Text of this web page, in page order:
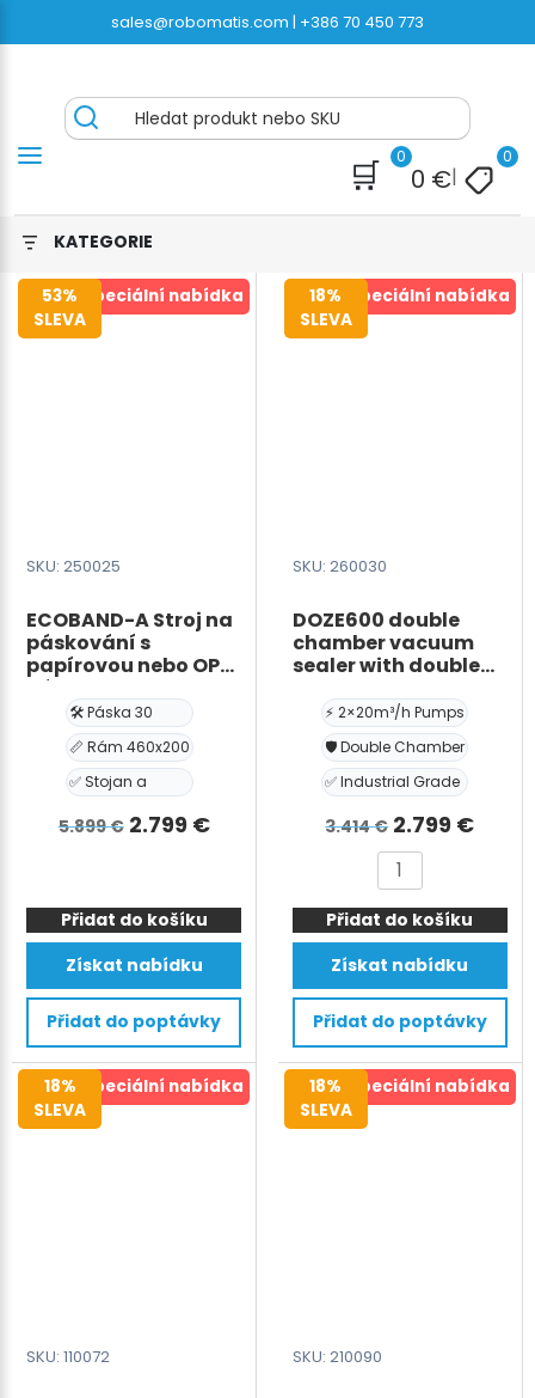
na
sales@robomatis.com | +386 70 450 773
ROBOMATIS®
Battery Strapping Tools and Packing Machines
Delivered Fast and Free
Hledat produkt nebo SKU
🛒 0
0 €|
0
KATEGORIE
Speciální nabídka
53%
SLEVA
SKU: 250025
ECOBAND-A Stroj na
páskování s
papírovou nebo OPP
páskou 30 mm se
stojanem a rámem
460*200 mm
🛠️ Páska 30
📏 Rám 460x200
✅ Stojan a
5.899€ Původní
5.899 €.
2.799 €Aktuální
Stroj
na
páskování
s
papírovou
nebo
OPP
Přidat do košíku
Získat nabídku
Přidat do poptávky
Speciální nabídka
18%
SLEVA
SKU: 260030
DOZE600 double
chamber vacuum
sealer with double
pumps 2×20m³/h
⚡ 2×20m³/h Pumps
🛡️ Double Chamber
✅ Industrial Grade
3.414€ Původní
cena
byla:
3.414 €.
2.799 €
DOZE600
double
chamber
vacuum
sealer
with
double
chamber
and
Přidat do košíku
Získat nabídku
Přidat do poptávky
Speciální nabídka
18%
SLEVA
SKU: 110072
Speciální nabídka
18%
SLEVA
SKU: 210090